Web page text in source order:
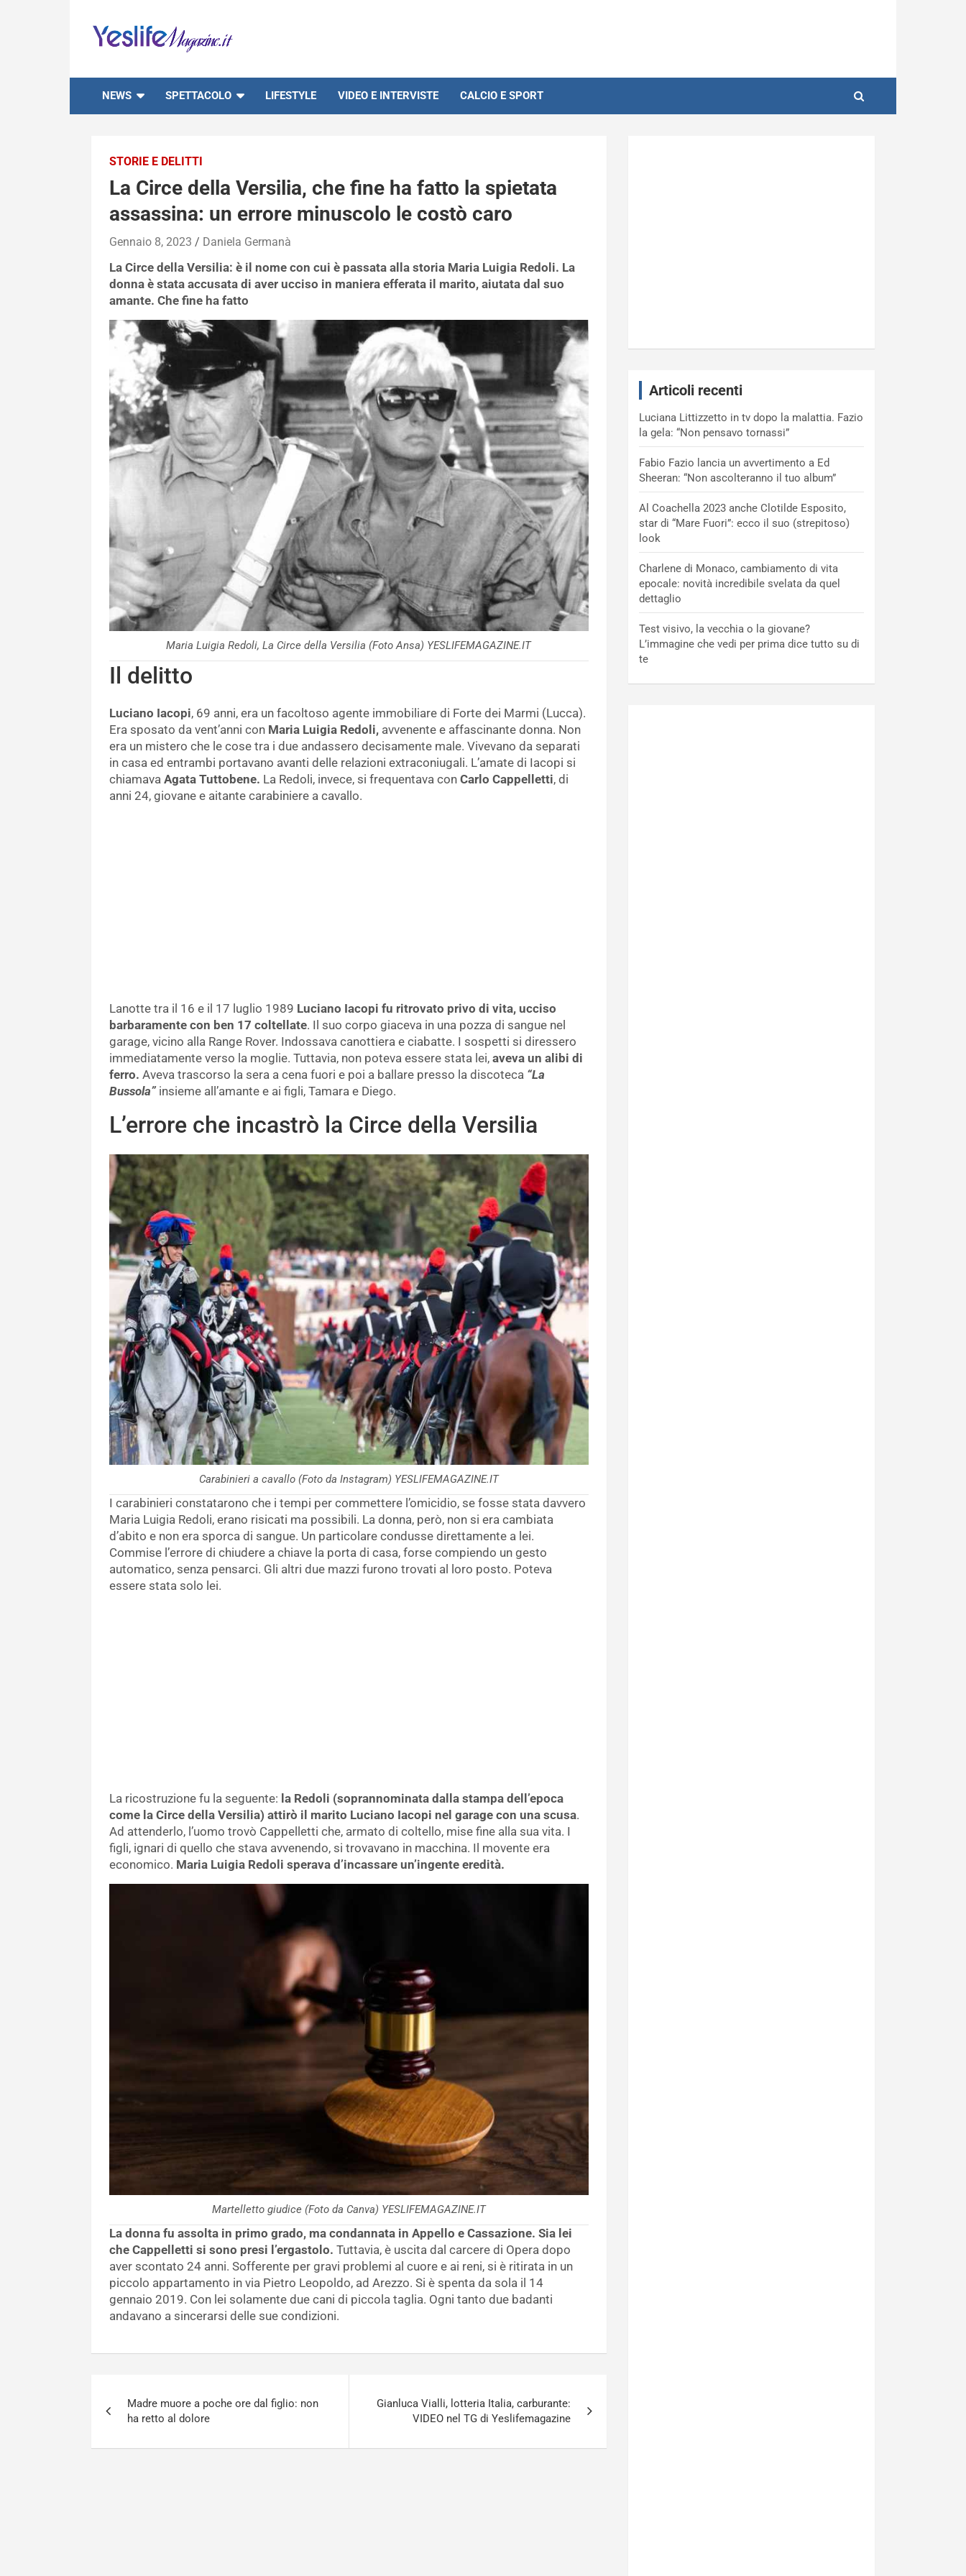
content
NEWS SPETTACOLO LIFESTYLE VIDEO E INTERVISTE CALCIO E SPORT
STORIE E DELITTI
La Circe della Versilia, che fine ha fatto la spietata
assassina: un errore minuscolo le costò caro
Gennaio 8, 2023 Daniela Germanà
La Circe della Versilia: è il nome con cui è passata alla storia Maria Luigia Redoli. La
donna è stata accusata di aver ucciso in maniera efferata il marito, aiutata dal suo
amante. Che fine ha fatto
Maria Luigia Redoli, La Circe della Versilia (Foto Ansa) YESLIFEMAGAZINE.IT
Il delitto
Luciano Iacopi, 69 anni, era un facoltoso agente immobiliare di Forte dei Marmi (Lucca).
Era sposato da vent’anni con Maria Luigia Redoli, avvenente e affascinante donna. Non
era un mistero che le cose tra i due andassero decisamente male. Vivevano da separati
in casa ed entrambi portavano avanti delle relazioni extraconiugali. L’amate di Iacopi si
chiamava Agata Tuttobene. La Redoli, invece, si frequentava con Carlo Cappelletti, di
anni 24, giovane e aitante carabiniere a cavallo.
Lanotte tra il 16 e il 17 luglio 1989 Luciano Iacopi fu ritrovato privo di vita, ucciso
barbaramente con ben 17 coltellate. Il suo corpo giaceva in una pozza di sangue nel
garage, vicino alla Range Rover. Indossava canottiera e ciabatte. I sospetti si diressero
immediatamente verso la moglie. Tuttavia, non poteva essere stata lei, aveva un alibi di
ferro. Aveva trascorso la sera a cena fuori e poi a ballare presso la discoteca “La
Bussola”insieme all’amante e ai figli, Tamara e Diego.
L’errore che incastrò la Circe della Versilia
Carabinieri a cavallo (Foto da Instagram) YESLIFEMAGAZINE.IT
I carabinieri constatarono che i tempi per commettere l’omicidio, se fosse stata davvero
Maria Luigia Redoli, erano risicati ma possibili. La donna, però, non si era cambiata
d’abito e non era sporca di sangue. Un particolare condusse direttamente a lei.
Commise l’errore di chiudere a chiave la porta di casa, forse compiendo un gesto
automatico, senza pensarci. Gli altri due mazzi furono trovati al loro posto. Poteva
essere stata solo lei.
La ricostruzione fu la seguente: la Redoli (soprannominata dalla stampa dell’epoca
come la Circe della Versilia) attirò il marito Luciano Iacopi nel garage con una scusa.
Ad attenderlo, l’uomo trovò Cappelletti che, armato di coltello, mise fine alla sua vita. I
figli, ignari di quello che stava avvenendo, si trovavano in macchina. Il movente era
economico. Maria Luigia Redoli sperava d’incassare un’ingente eredità.
Martelletto giudice (Foto da Canva) YESLIFEMAGAZINE.IT
La donna fu assolta in primo grado, ma condannata in Appello e Cassazione. Sia lei
che Cappelletti si sono presi l’ergastolo. Tuttavia, è uscita dal carcere di Opera dopo
aver scontato 24 anni. Sofferente per gravi problemi al cuore e ai reni, si è ritirata in un
piccolo appartamento in via Pietro Leopoldo, ad Arezzo. Si è spenta da sola il 14
gennaio 2019. Con lei solamente due cani di piccola taglia. Ogni tanto due badanti
andavano a sincerarsi delle sue condizioni.
articoli
Madre muore a poche ore dal figlio: non
ha retto al dolore
Gianluca Vialli, lotteria Italia, carburante:
VIDEO nel TG di Yeslifemagazine
Articoli recenti
Luciana Littizzetto in tv dopo la malattia. Fazio
la gela: “Non pensavo tornassi”
Fabio Fazio lancia un avvertimento a Ed
Sheeran: “Non ascolteranno il tuo album”
Al Coachella 2023 anche Clotilde Esposito,
star di “Mare Fuori”: ecco il suo (strepitoso)
look
Charlene di Monaco, cambiamento di vita
epocale: novità incredibile svelata da quel
dettaglio
Test visivo, la vecchia o la giovane?
L’immagine che vedi per prima dice tutto su di
te